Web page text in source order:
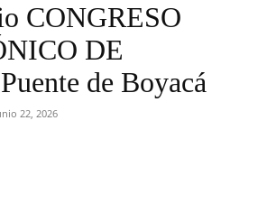
CONGRESO
DE
de Boyacá
22, 2026